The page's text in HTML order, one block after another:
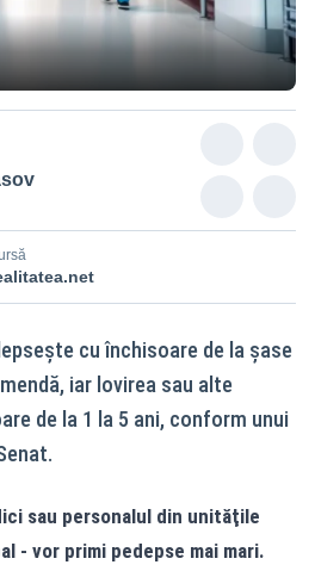
cu închisoare de la șase
iar lovirea sau alte
de la 1 la 5 ani, conform unui
sau personalul din unităţile
- vor primi pedepse mai mari.